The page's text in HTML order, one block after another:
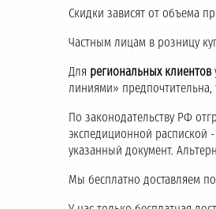
Скидки зависят от объема
Частным лицам в розницу
Для региональных клиентов
линиями»
По законодательству РФ
экспедиционной распиской
указанный документ.
Мы бесплатно доставляем